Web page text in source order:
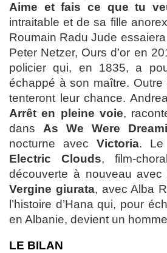
Aime et fais ce que tu
intraitable et de sa fille
Roumain Radu Jude
Peter Netzer, Ours d’or en
policier qui, en 1835, a
échappé à son maître.
tenteront leur chance.
Arrêt en pleine voie,
dansAs We Were
nocturne avecVictoria. Le
Electric Clouds, film-
découverte à nouveau avec
Vergine giurata, avec Alba
l’histoire d’Hana qui, pour
en Albanie, devient un
LE BILAN